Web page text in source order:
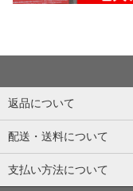
返品について
配送・送料について
支払い方法について